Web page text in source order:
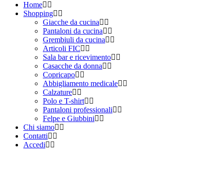
Home
Shopping
Giacche da cucina
Pantaloni da cucina
Grembiuli da cucina
Articoli FIC
Sala bar e ricevimento
Casacche da donna
Copricapo
Abbigliamento medicale
Calzature
Polo e T-shirt
Pantaloni professionali
Felpe e Giubbini
Chi siamo
Contatti
Accedi